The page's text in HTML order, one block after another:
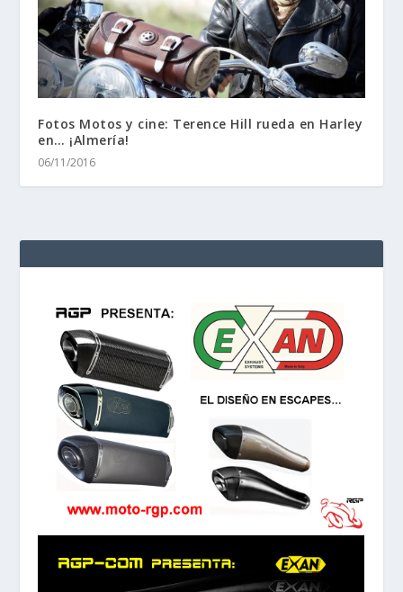
Fotos Motos y cine: Terence Hill rueda en Harley
en… ¡Almería!
06/11/2016